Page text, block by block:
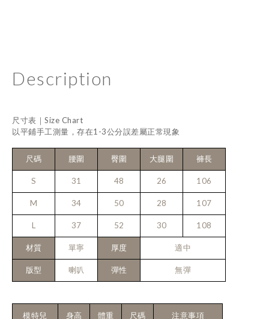
Description
尺寸表｜Size Chart
以平鋪手工測量，存在1-3公分誤差屬正常現象
尺碼 腰圍 臀圍 大腿圍 褲長
S 31 48 26 106
M 34 50 28 107
L 37 52 30 108
材質 單寧 厚度 適中
版型 喇叭 彈性 無彈
模特兒 身高 體重 尺碼 注意事項